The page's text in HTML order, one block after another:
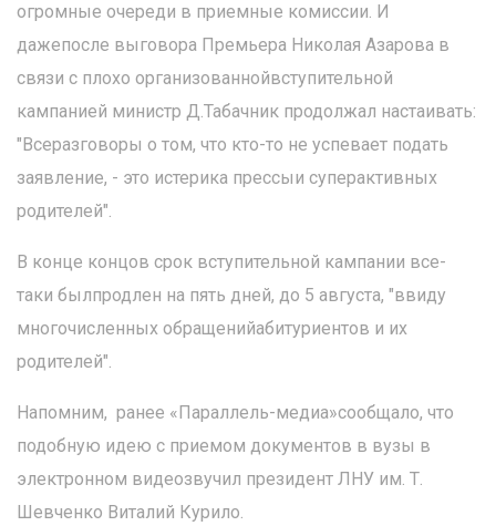
огромные очереди в приемные комиссии. И
дажепосле выговора Премьера Николая Азарова в
связи с плохо организованнойвступительной
кампанией министр Д.Табачник продолжал настаивать:
"Всеразговоры о том, что кто-то не успевает подать
заявление, - это истерика прессыи суперактивных
родителей".
В конце концов срок вступительной кампании все-
таки былпродлен на пять дней, до 5 августа, "ввиду
многочисленных обращенийабитуриентов и их
родителей".
Напомним, ранее «Параллель-медиа»сообщало, что
подобную идею с приемом документов в вузы в
электронном видеозвучил президент ЛНУ им. Т.
Шевченко Виталий Курило.